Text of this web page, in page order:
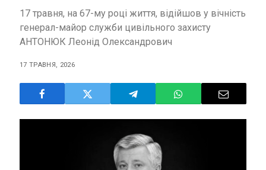
17 травня, на 67-му році життя, відійшов у вічність
генерал-майор служби цивільного захисту
АНТОНЮК Леонід Олександрович
17 ТРАВНЯ, 2026